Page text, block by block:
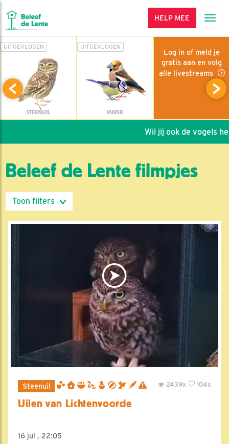
HELP MEE
UITGEVLOGEN
STEENUIL
UITGEVLOGEN
VIJVER
Log in of meld je
gratis aan en volg
alle livestreams
Wil jij ook de vogels
Beleef de Lente filmpjes
Steenuil 104x
2439x
Uilen van Lichtenvoorde
16 jul , 22:05